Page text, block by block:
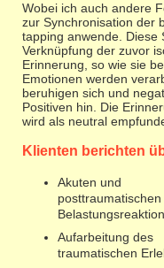
Wobei ich auch andere
zur Synchronisation der
tapping anwende. Diese
Verknüpfung der zuvor
Erinnerung, so wie sie
Emotionen werden
beruhigen sich und
Positiven hin. Die
wird als neutral
Klienten berichten
Akuten und
posttraumatischen
Aufarbeitung des
traumatischen